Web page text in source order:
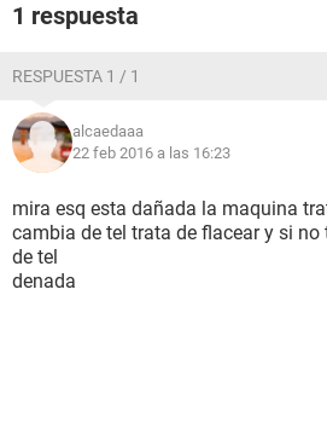
1 respuesta
RESPUESTA 1 / 1
alcaedaaa
22 feb 2016 a las 16:23
mira esq esta dañada la maquina
cambia de tel trata de flacear y si
de tel
denada